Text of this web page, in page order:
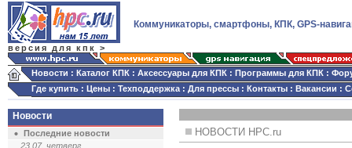
версия для кпк >
Коммуникаторы, смартфоны, КПК, GPS-
Новости : Каталог КПК : Аксессуары для КПК : Программы для КПК :
Где купить : Цены : Техподдержка : Для прессы : Контакты : Вакансии :
Новости
Последние новости
23.07, четверг
НОВОСТИ HPC.ru